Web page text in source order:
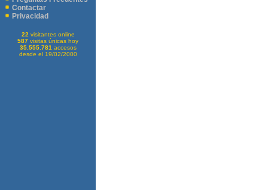
Contactar
Privacidad
22 visitantes online
587 visitas únicas hoy
35.555.781 accesos
desde el 19/02/2000